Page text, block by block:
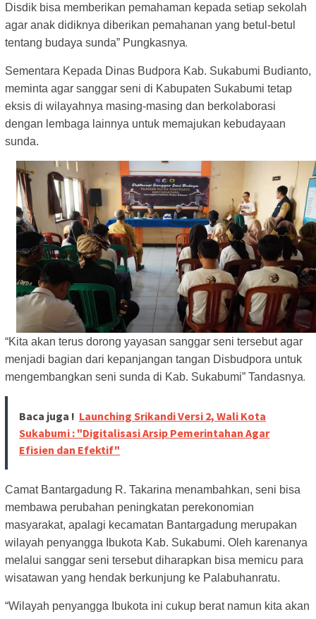
Disdik bisa memberikan pemahaman kepada setiap sekolah
agar anak didiknya diberikan pemahanan yang betul-betul
tentang budaya sunda” Pungkasnya.
Sementara Kepada Dinas Budpora Kab. Sukabumi Budianto,
meminta agar sanggar seni di Kabupaten Sukabumi tetap
eksis di wilayahnya masing-masing dan berkolaborasi
dengan lembaga lainnya untuk memajukan kebudayaan
sunda.
“Kita akan terus dorong yayasan sanggar seni tersebut agar
menjadi bagian dari kepanjangan tangan Disbudpora untuk
mengembangkan seni sunda di Kab. Sukabumi” Tandasnya.
Baca juga ! Launching Srikandi Versi 2, Wali Kota
Sukabumi : "Digitalisasi Arsip Pemerintahan Agar
Efisien dan Efektif"
Camat Bantargadung R. Takarina menambahkan, seni bisa
membawa perubahan peningkatan perekonomian
masyarakat, apalagi kecamatan Bantargadung merupakan
wilayah penyangga Ibukota Kab. Sukabumi. Oleh karenanya
melalui sanggar seni tersebut diharapkan bisa memicu para
wisatawan yang hendak berkunjung ke Palabuhanratu.
“Wilayah penyangga Ibukota ini cukup berat namun kita akan